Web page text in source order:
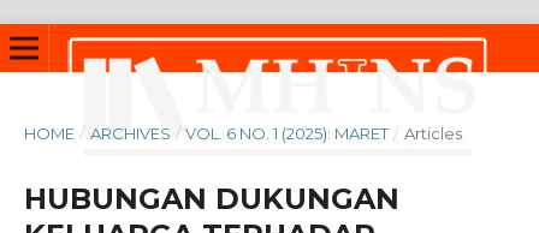
HOME / ARCHIVES / VOL. 6 NO. 1 (2025): MARET / Articles
HUBUNGAN DUKUNGAN